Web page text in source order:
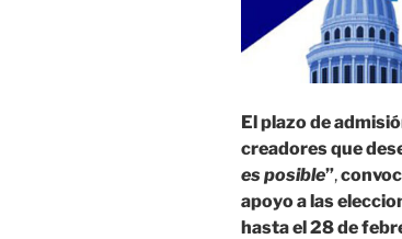
El plazo de
creadores que
es posible”,
apoyo a las
hasta el 28 de